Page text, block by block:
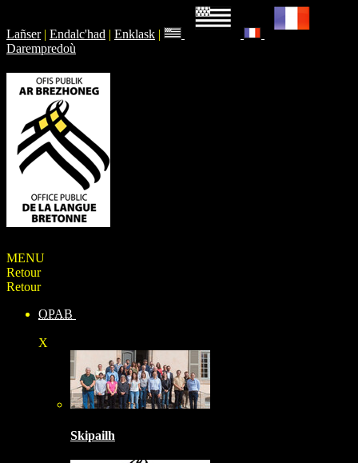
Lañser | Endalc'had | Enklask |
Darempredoù
MENU
Retour
Retour
OPAB
X
Skipailh